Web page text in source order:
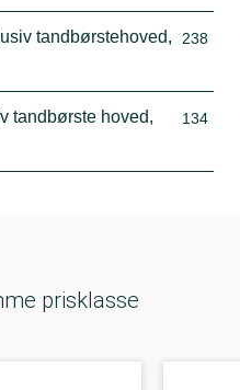
tandbørstehoved,
238
tandbørste hoved,
134
prisklasse